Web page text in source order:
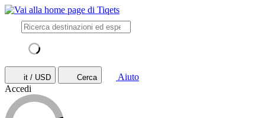
it / USD Cerca
Aiuto
Accedi